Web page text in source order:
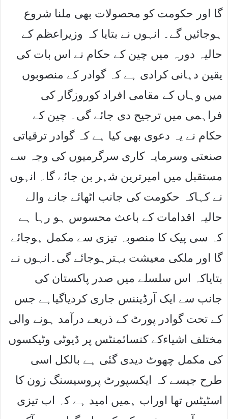
گا اور حکومت کو محصولات بھی ملنا شروع
ہوجائیں گے۔ انہوں نے بتایا کہ وزیراعظم کے
حالیہ دورہ میں چین کے حکام نے اس بات کی
یقین دہانی کرادی ہے کہ گوادر کے منصوبوں
میں وہاں کے مقامی افراد کوروزگار کی
فراہمی میں ترجیح دی جائے گی۔ چین کے
حکام نے یہ دعوی بھی کیا ہے کہ گوادر ترقیاتی
صنعتی وسرمایہ کاری سرگرمیوں کی وجہ سے
مستقبل میں امیرترین شہر بن جائے گا۔ انہوں
نے کہاکہ حکومت کی جانب اٹھائے جانے والے
حالیہ اقدامات کے باعث محسوس ہو رہا ہے
کہ سی پیک کا منصوبہ تیزی سے مکمل ہوجائے
گا اور ملکی معیشت بہترہوجائے گی۔انہوں نے
بتایاکہ اس سلسلے میں صدر پاکستان کی
جانب سے ایک آرڈیننس جاری کردیاگیاہے جس
کے تحت گوادر پورٹ کے ذریعے درآمد ہونے والی
مختلف اشیاءکے کنسائمنٹس پر ڈیوٹی وٹیکسوں
کی مکمل چھوٹ دیدی گئی ہے بالکل اسی
طرح جیسے کہ ایکسپورٹ پروسیسنگ زون کا
اسٹیٹس تھا اوراب ہمیں امید ہے کہ اب تیزی